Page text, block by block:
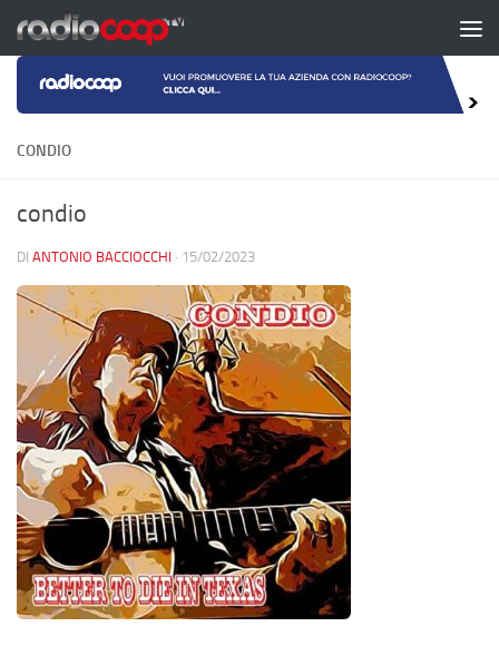
Salta al contenuto
CONDIO
condio
DI ANTONIO BACCIOCCHI · 15/02/2023